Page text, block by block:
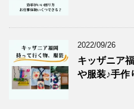
2022/09/26
キッザニア
や服装♪手作